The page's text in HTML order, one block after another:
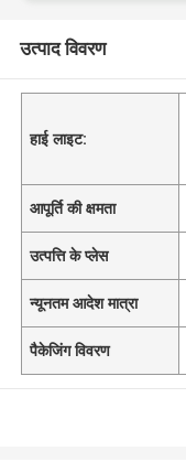
उत्पाद विवरण
हाई लाइट:
आपूर्ति की क्षमता
उत्पत्ति के प्लेस
न्यूनतम आदेश मात्रा
पैकेजिंग विवरण